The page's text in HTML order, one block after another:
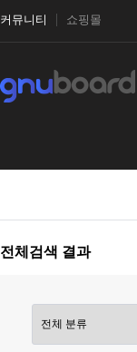
커뮤니티 쇼핑몰
전체검색 결과